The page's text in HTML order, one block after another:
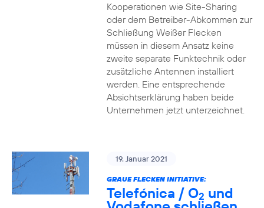
Kooperationen wie Site-Sharing
oder dem Betreiber-Abkommen zur
Schließung Weißer Flecken
müssen in diesem Ansatz keine
zweite separate Funktechnik oder
zusätzliche Antennen installiert
werden. Eine entsprechende
Absichtserklärung haben beide
Unternehmen jetzt unterzeichnet.
19. Januar 2021
GRAUE FLECKEN INITIATIVE:
Telefónica / O2 und